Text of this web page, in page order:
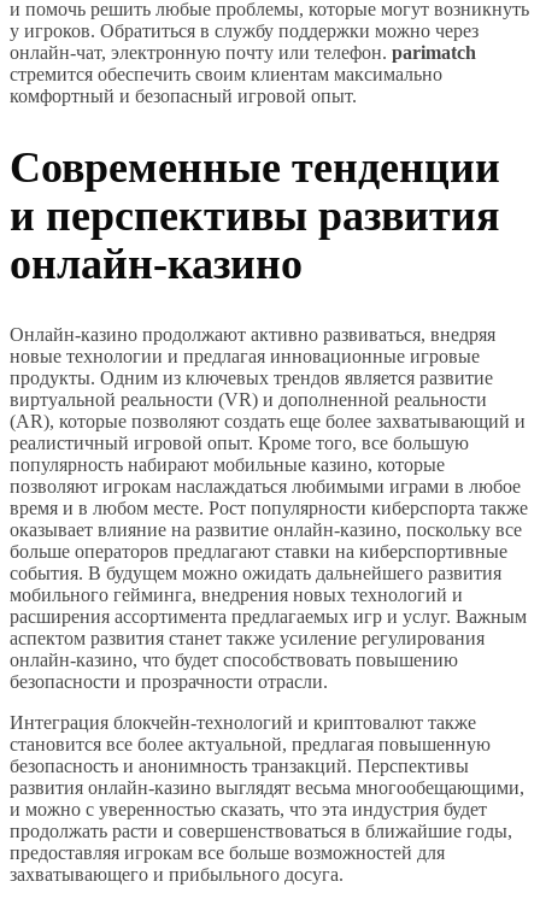
и помочь решить любые проблемы, которые могут возникнуть
у игроков. Обратиться в службу поддержки можно через
онлайн-чат, электронную почту или телефон. parimatch
стремится обеспечить своим клиентам максимально
комфортный и безопасный игровой опыт.
Современные тенденции
и перспективы развития
онлайн-казино
Онлайн-казино продолжают активно развиваться, внедряя
новые технологии и предлагая инновационные игровые
продукты. Одним из ключевых трендов является развитие
виртуальной реальности (VR) и дополненной реальности
(AR), которые позволяют создать еще более захватывающий и
реалистичный игровой опыт. Кроме того, все большую
популярность набирают мобильные казино, которые
позволяют игрокам наслаждаться любимыми играми в любое
время и в любом месте. Рост популярности киберспорта также
оказывает влияние на развитие онлайн-казино, поскольку все
больше операторов предлагают ставки на киберспортивные
события. В будущем можно ожидать дальнейшего развития
мобильного гейминга, внедрения новых технологий и
расширения ассортимента предлагаемых игр и услуг. Важным
аспектом развития станет также усиление регулирования
онлайн-казино, что будет способствовать повышению
безопасности и прозрачности отрасли.
Интеграция блокчейн-технологий и криптовалют также
становится все более актуальной, предлагая повышенную
безопасность и анонимность транзакций. Перспективы
развития онлайн-казино выглядят весьма многообещающими,
и можно с уверенностью сказать, что эта индустрия будет
продолжать расти и совершенствоваться в ближайшие годы,
предоставляя игрокам все больше возможностей для
захватывающего и прибыльного досуга.